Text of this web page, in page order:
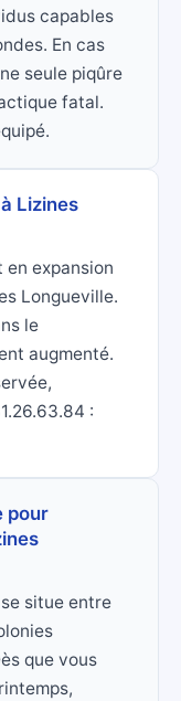
capables
En cas
seule piqûre
fatal.
Lizines
expansion
Longueville.
le
augmenté.
:
pour
situe entre
que vous